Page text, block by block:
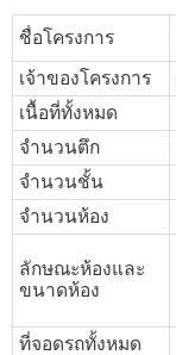
ชื่อโครงการ
เจ้าของโครงการ
เนื้อที่ทั้งหมด
จำนวนตึก
จำนวนชั้น
จำนวนห้อง
ลักษณะห้องและ
ขนาดห้อง
ที่จอดรถทั้งหมด